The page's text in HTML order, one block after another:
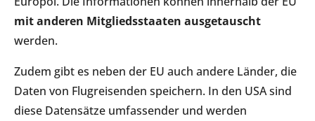
mit anderen Mitgliedsstaaten ausgetauscht
werden.
Zudem gibt es neben der EU auch andere Länder, die
Daten von Flugreisenden speichern. In den USA sind
diese Datensätze umfassender und werden